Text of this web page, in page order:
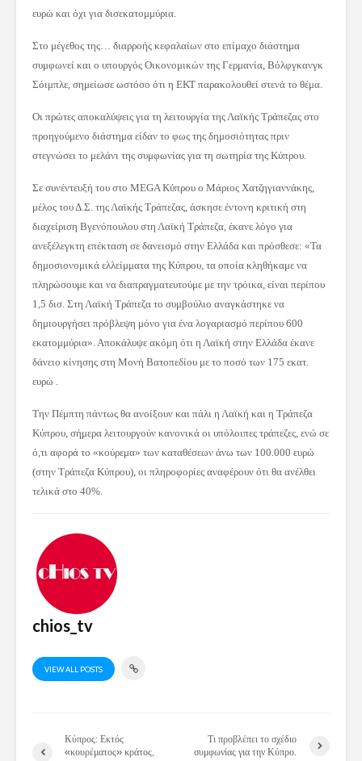
ευρώ και όχι για δισεκατομμύρια.
Στο μέγεθος της… διαρροής κεφαλαίων στο επίμαχο διάστημα
συμφωνεί και ο υπουργός Οικονομικών της Γερμανία, Βόλφγκανγκ
Σόιμπλε, σημείωσε ωστόσο ότι η ΕΚΤ παρακολουθεί στενά το θέμα.
Οι πρώτες αποκαλύψεις για τη λειτουργία της Λαϊκής Τράπεζας στο
προηγούμενο διάστημα είδαν το φως της δημοσιότητας πριν
στεγνώσει το μελάνι της συμφωνίας για τη σωτηρία της Κύπρου.
Σε συνέντευξή του στο MEGA Κύπρου ο Μάριος Χατζηγιαννάκης,
μέλος του Δ.Σ. της Λαϊκής Τράπεζας, άσκησε έντονη κριτική στη
διαχείριση Βγενόπουλου στη Λαϊκή Τράπεζα, έκανε λόγο για
ανεξέλεγκτη επέκταση σε δανεισμό στην Ελλάδα και πρόσθεσε: «Τα
δημοσιονομικά ελλείμματα της Κύπρου, τα οποία κληθήκαμε να
πληρώσουμε και να διαπραγματευτούμε με την τρόικα, είναι περίπου
1,5 δισ. Στη Λαϊκή Τράπεζα το συμβούλιο αναγκάστηκε να
δημιουργήσει πρόβλεψη μόνο για ένα λογαριασμό περίπου 600
εκατομμύρια». Αποκάλυψε ακόμη ότι η Λαϊκή στην Ελλάδα έκανε
δάνειο κίνησης στη Μονή Βατοπεδίου με το ποσό των 175 εκατ.
ευρώ .
Την Πέμπτη πάντως θα ανοίξουν και πάλι η Λαϊκή και η Τράπεζα
Κύπρου, σήμερα λειτουργούν κανονικά οι υπόλοιπες τράπεζες, ενώ σε
ό,τι αφορά το «κούρεμα» των καταθέσεων άνω των 100.000 ευρώ
(στην Τράπεζα Κύπρου), οι πληροφορίες αναφέρουν ότι θα ανέλθει
τελικά στο 40%.
chios_tv
VIEW ALL POSTS
Κύπρος: Εκτός
«κουρέματος» κράτος,
Τι προβλέπει το σχέδιο
συμφωνίας για την Κύπρο.